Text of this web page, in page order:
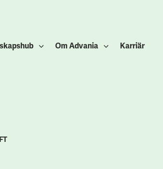
Om Advania Karriär